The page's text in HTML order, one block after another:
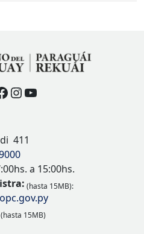
Instagram
YouTube
411
a 15:00hs.
(hasta 15MB):
(hasta 15MB)